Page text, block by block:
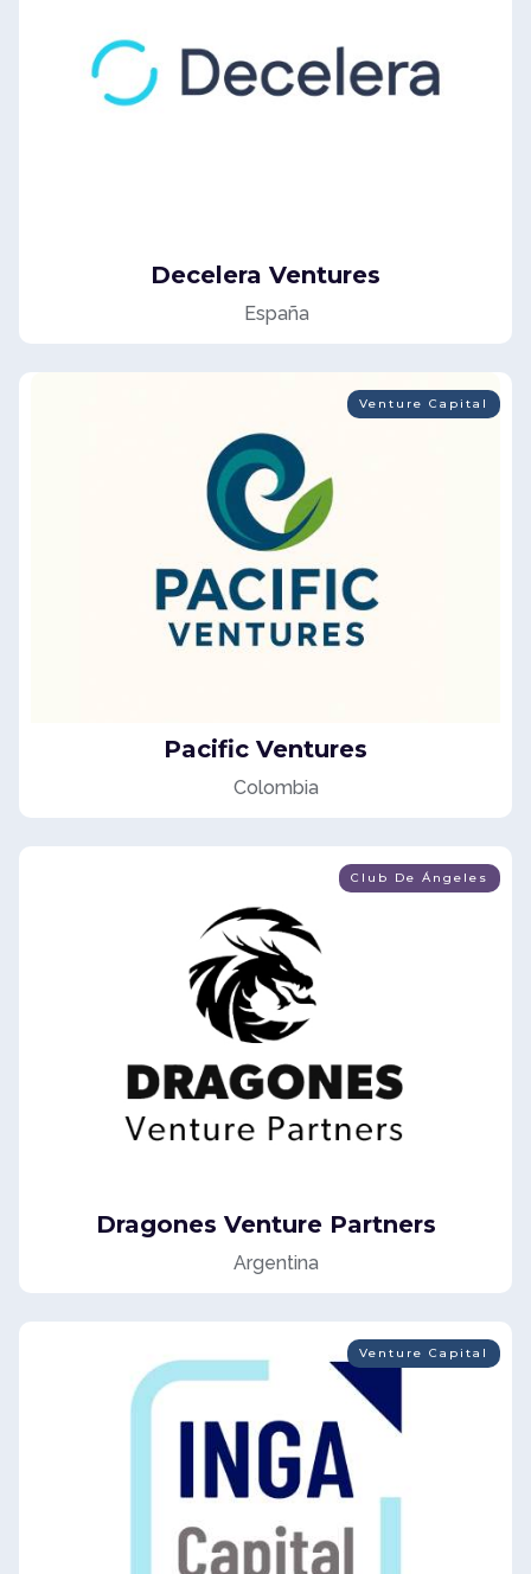
Decelera Ventures
España
Venture Capital
Pacific Ventures
Colombia
Club De Ángeles
Dragones Venture Partners
Argentina
Venture Capital